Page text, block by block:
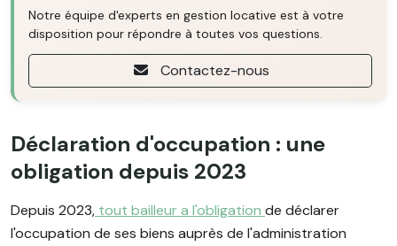
Notre équipe d'experts en gestion locative est à votre
disposition pour répondre à toutes vos questions.
Contactez-nous
Déclaration d'occupation : une
obligation depuis 2023
Depuis 2023, tout bailleur a l'obligation de déclarer
l'occupation de ses biens auprès de l'administration